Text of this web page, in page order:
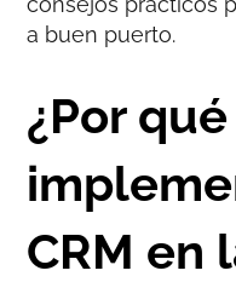
a buen puerto.
¿Por qué
CRM en